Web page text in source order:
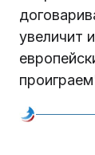
увеличит